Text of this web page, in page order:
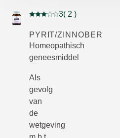
Beoordeling: 3 van 5
3( 2 )
PYRIT/ZINNOBER
Homeopathisch
geneesmiddel
Als
gevolg
van
de
wetgeving